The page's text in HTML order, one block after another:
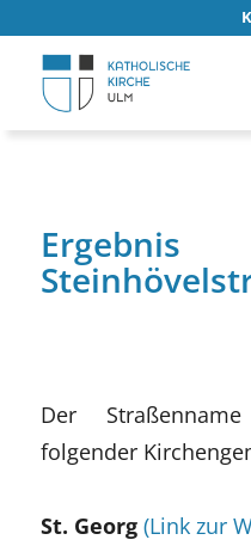
Der
folgender
St. Georg (Link zur